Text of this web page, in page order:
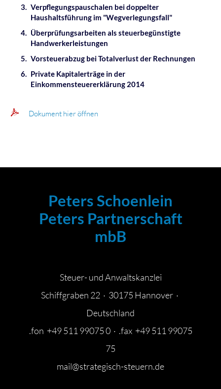
Verpflegungspauschalen bei doppelter
Haushaltsführung im "Wegverlegungsfall"
Überprüfungsarbeiten als steuerbegünstigte
Handwerkerleistungen
Vorsteuerabzug bei Totalverlust der Rechnungen
Private Kapitalerträge in der
Einkommensteuererklärung 2014
Dokument hier öffnen
Peters Schoenlein
Peters Partnerschaft
mbB
Steuer- und Anwaltskanzlei
Schiffgraben 22 · 30175 Hannover ·
Deutschland
.fon +49 511 99075 0 · .fax +49 511 99075
75
mail@strategisch-steuern.de